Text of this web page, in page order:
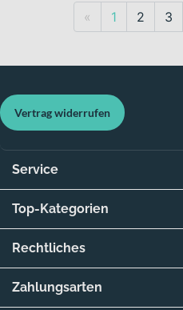
« Previous
1 2 3
Vertrag widerrufen
Service
Top-Kategorien
Rechtliches
Zahlungsarten